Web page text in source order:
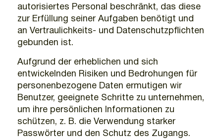
autorisiertes Personal beschränkt, das diese
zur Erfüllung seiner Aufgaben benötigt und
an Vertraulichkeits- und Datenschutzpflichten
gebunden ist.
Aufgrund der erheblichen und sich
entwickelnden Risiken und Bedrohungen für
personenbezogene Daten ermutigen wir
Benutzer, geeignete Schritte zu unternehmen,
um ihre persönlichen Informationen zu
schützen, z. B. die Verwendung starker
Passwörter und den Schutz des Zugangs.